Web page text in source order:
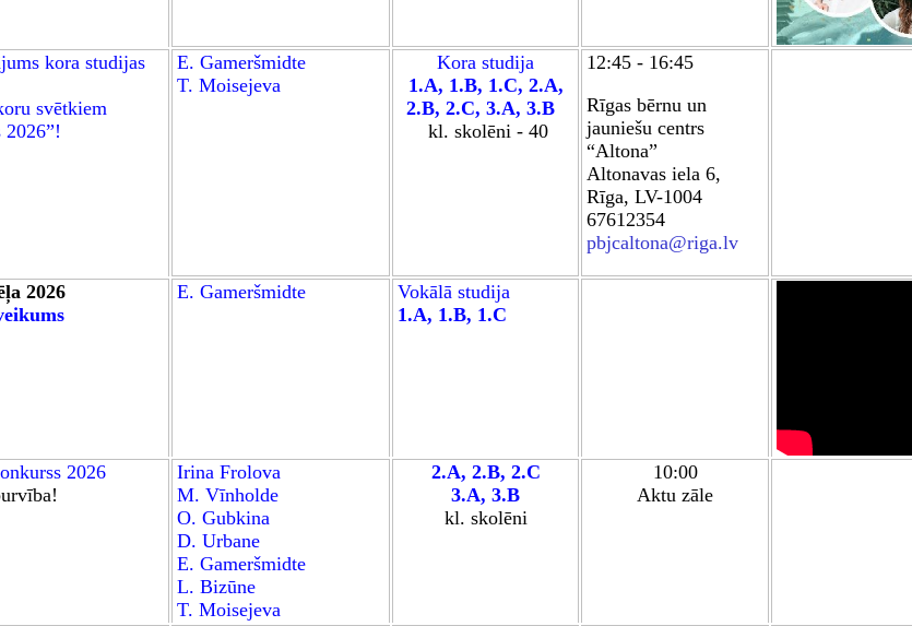
kora studijas
svētkiem
2026”!
E. Gameršmidte
T. Moisejeva
Kora studija
1.A, 1.B, 1.C, 2.A,
2.B, 2.C, 3.A, 3.B
kl. skolēni - 40
12:45 - 16:45
Rīgas bērnu un
jauniešu centrs
“Altona”
Altonavas iela 6,
Rīga, LV-1004
67612354
pbjcaltona@riga.lv
2026
E. Gameršmidte
Vokālā studija
1.A, 1.B, 1.C
2026
Irina Frolova
M. Vīnholde
O. Gubkina
D. Urbane
E. Gameršmidte
L. Bizūne
T. Moisejeva
2.A, 2.B, 2.C
3.A, 3.B
kl. skolēni
10:00
Aktu zāle